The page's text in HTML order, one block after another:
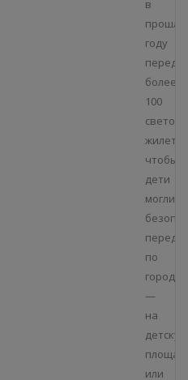
в
году
более
100
чтобы
дети
могли
по
городу
—
на
детскую
или